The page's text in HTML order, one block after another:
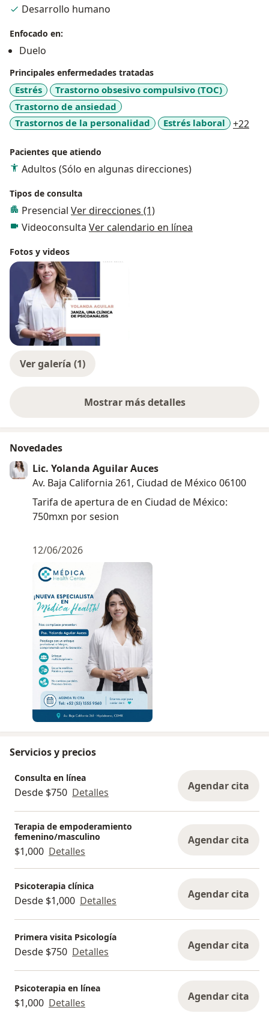
Desarrollo humano
Enfocado en:
Duelo
Principales enfermedades tratadas
Estrés
Trastorno obsesivo compulsivo (TOC)
Trastorno de ansiedad
Trastornos de la personalidad
Estrés laboral +22
Pacientes que atiendo
Adultos (Sólo en algunas direcciones)
Tipos de consulta
Presencial Ver direcciones (1)
Videoconsulta Ver calendario en línea
Fotos y videos
Ver galería (1)
Mostrar más detalles
sobre la experiencia
Novedades
Lic. Yolanda Aguilar Auces
Av. Baja California 261, Ciudad de México 06100
Tarifa de apertura de en Ciudad de México:
750mxn por sesion
12/06/2026
Servicios y precios
Consulta en línea
Desde $750 Detalles Agendar cita
Terapia de empoderamiento
femenino/masculino
$1,000 Detalles
Agendar cita
Psicoterapia clínica
Desde $1,000 Detalles Agendar cita
Primera visita Psicología
Desde $750 Detalles Agendar cita
Psicoterapia en línea
$1,000 Detalles Agendar cita